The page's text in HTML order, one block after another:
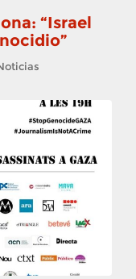
“Israel